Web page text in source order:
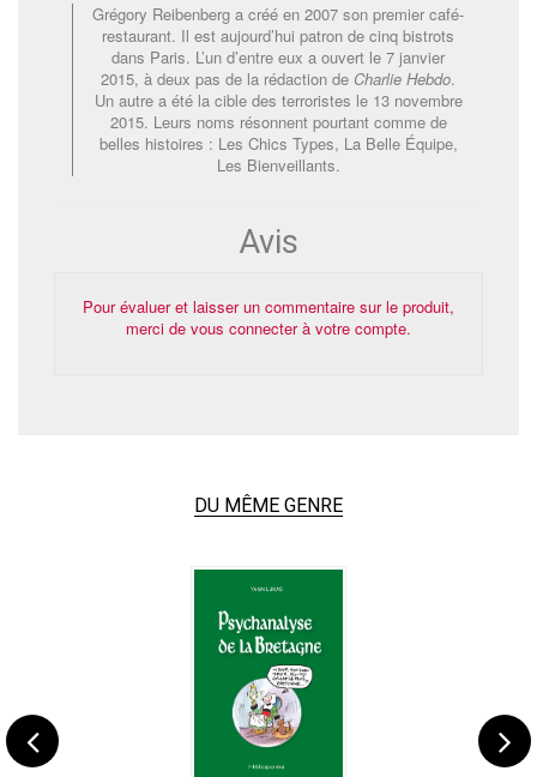
Grégory Reibenberg a créé en 2007 son premier café-
restaurant. Il est aujourd’hui patron de cinq bistrots
dans Paris. L’un d’entre eux a ouvert le 7 janvier
2015, à deux pas de la rédaction de Charlie Hebdo.
Un autre a été la cible des terroristes le 13 novembre
2015. Leurs noms résonnent pourtant comme de
belles histoires : Les Chics Types, La Belle Équipe,
Les Bienveillants.
Avis
Pour évaluer et laisser un commentaire sur le produit,
merci de vous connecter à votre compte.
DU MÊME GENRE